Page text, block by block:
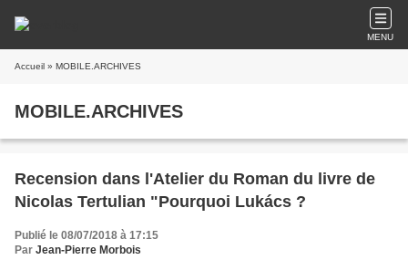
MENU
Accueil » MOBILE.ARCHIVES
MOBILE.ARCHIVES
Recension dans l'Atelier du Roman du livre de
Nicolas Tertulian "Pourquoi Lukács ?
Publié le 08/07/2018 à 17:15
Par Jean-Pierre Morbois